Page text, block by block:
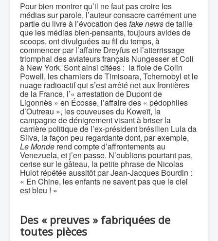
Pour bien montrer qu’il ne faut pas croire les
médias sur parole, l’auteur consacre carrément une
partie du livre à l’évocation desfake newsde taille
que les médias bien-pensants, toujours avides de
scoops, ont divulguées au fil du temps, à
commencer par l’affaire Dreyfus et l’atterrissage
triomphal des aviateurs français Nungesser et Coli
à New York. Sont ainsi citées : la fiole de Colin
Powell, les charniers de Timisoara, Tchernobyl et le
nuage radioactif qui s’est arrêté net aux frontières
de la France, l’« arrestation de Dupont de
Ligonnès » en Écosse, l’affaire des « pédophiles
d’Outreau », les couveuses du Koweït, la
campagne de dénigrement visant à briser la
carrière politique de l’ex-président brésilien Lula da
Silva, la façon peu regardante dont, par exemple,
Le Monde rend compte d’affrontements au
Venezuela, et j’en passe. N’oublions pourtant pas,
cerise sur le gâteau, la petite phrase de Nicolas
Hulot répétée aussitôt par Jean-Jacques Bourdin :
« En Chine, les enfants ne savent pas que le ciel
est bleu ! »
Des « preuves » fabriquées de
toutes pièces